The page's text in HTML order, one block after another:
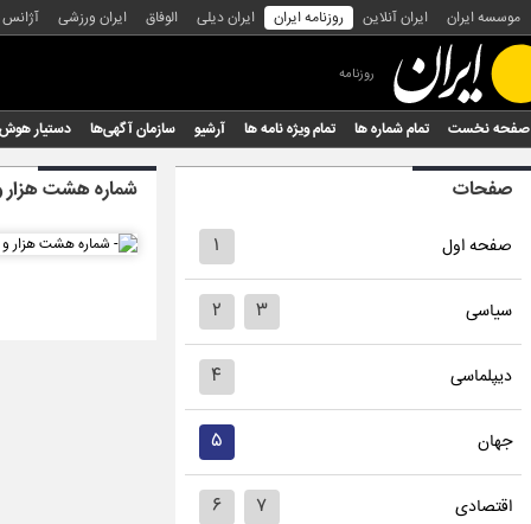
موسسه ایران ایران آنلاین روزنامه ایران ایران دیلی الوفاق ایران ورزشی
روزنامه
صفحه نخست تمام شماره ها تمام ویژه نامه ها آرشیو سازمان آگهی‌ها دستیار
صفحات
صفحه اول ۱
سیاسی ۲ ۳
دیپلماسی ۴
جهان ۵
اقتصادی ۶ ۷
شماره هشت